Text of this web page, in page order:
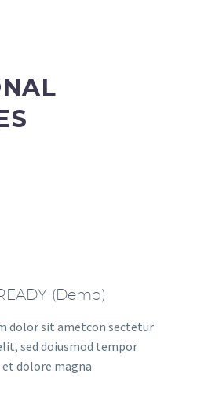
(Demo)
dolor sit ametcon sectetur
sed doiusmod tempor
dolore magna